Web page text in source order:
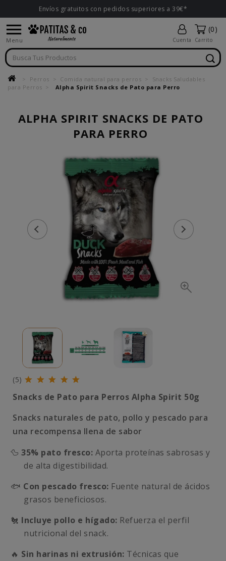
Envíos gratuitos con pedidos superiores a 39€*

Menu Cuenta
(0)
Carrito
Perros Comida natural para perros
Snacks Saludables
para Perros
Alpha Spirit Snacks de Pato para Perro
ALPHA SPIRIT SNACKS DE PATO
PARA PERRO
(5)
Snacks de Pato para Perros Alpha Spirit 50g
Snacks naturales de pato, pollo y pescado para
una recompensa llena de sabor
🦆 35% pato fresco: Aporta proteínas sabrosas y
de alta digestibilidad.
🐟 Con pescado fresco: Fuente natural de ácidos
grasos beneficiosos.
🐔 Incluye pollo e hígado: Refuerza el perfil
nutricional del snack.
🔥 Sin harinas ni extrusión: Técnicas que